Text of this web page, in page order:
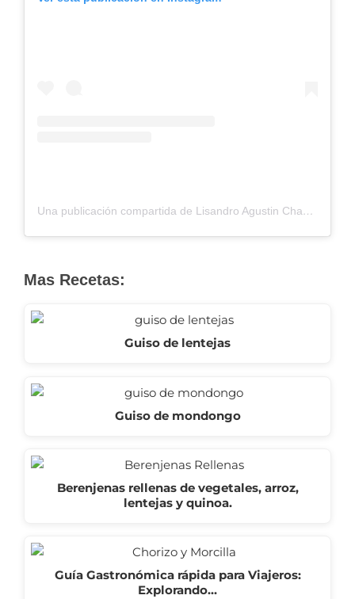
Una publicación compartida de Lisandro Agustin Chaparro (@lisandrococina.ok)
Mas Recetas:
Guiso de lentejas
Guiso de mondongo
Berenjenas rellenas de vegetales, arroz,
lentejas y quinoa.
Guía Gastronómica rápida para Viajeros:
Explorando…